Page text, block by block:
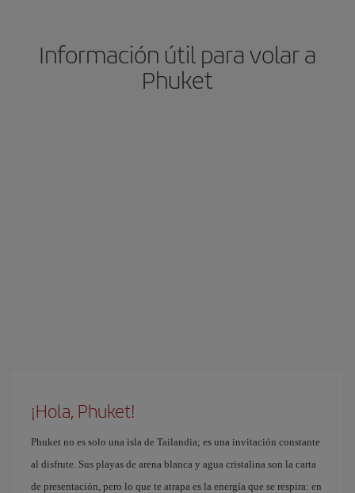
Información útil para volar a
Phuket
¡Hola, Phuket!
Phuket no es solo una isla de Tailandia; es una invitación constante
al disfrute. Sus playas de arena blanca y agua cristalina son la carta
de presentación, pero lo que te atrapa es la energía que se respira: en